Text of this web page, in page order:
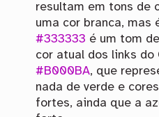
resultam em tons de
uma cor branca, mas
#333333 é um tom
cor atual dos links do
#B000BA, que
nada de verde e
fortes, ainda que a